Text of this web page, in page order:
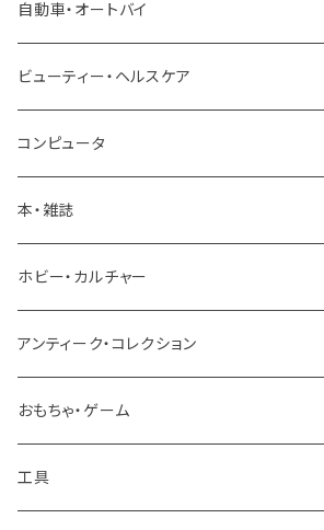
除雪機
自動車・オートバイ
クロスバイク ロードバイク
ロードバイク
トラック ダンプ
パーツ
建設機械 重機
ビューティー・ヘルスケア
コンピュータ
本・雑誌
ホビー・カルチャー
アンティーク・コレクション
おもちゃ・ゲーム
工具